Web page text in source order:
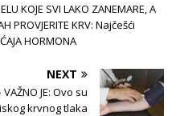
KOJE SVI LAKO ZANEMARE, A
PROVJERITE KRV: Najčešći
HORMONA
NEXT
VAŽNO JE: Ovo su
krvnog tlaka